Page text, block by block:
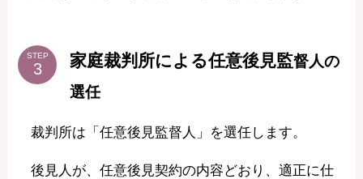
STEP 家庭裁判所による任意後見監督人の
選任
裁判所は「任意後見監督人」を選任します。
後見人が、任意後見契約の内容どおり、適正に仕